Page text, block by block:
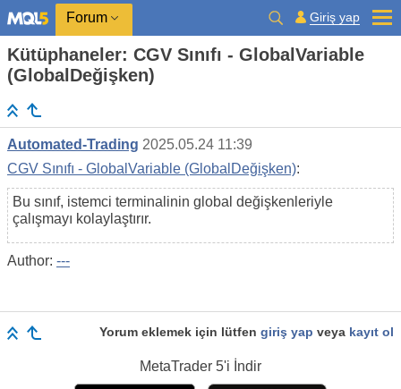
Forum Giriş yap
Kütüphaneler: CGV Sınıfı - GlobalVariable
(GlobalDeğişken)
Automated-Trading 2025.05.24 11:39
CGV Sınıfı - GlobalVariable (GlobalDeğişken):
Bu sınıf, istemci terminalinin global değişkenleriyle
çalışmayı kolaylaştırır.
Author: ---
Yorum eklemek için lütfen giriş yap veya kayıt ol
MetaTrader 5'i İndir